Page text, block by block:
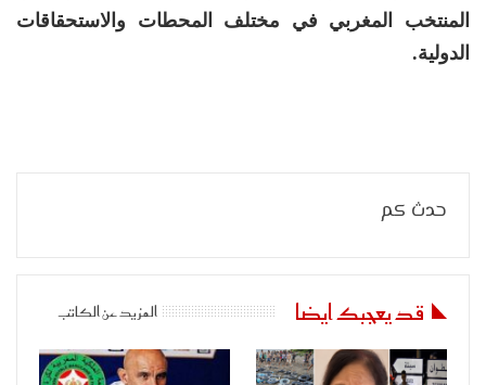
المنتخب المغربي في مختلف المحطات والاستحقاقات
الدولية.
حدث كم
قد يعجبك ايضا المزيد عن الكاتب